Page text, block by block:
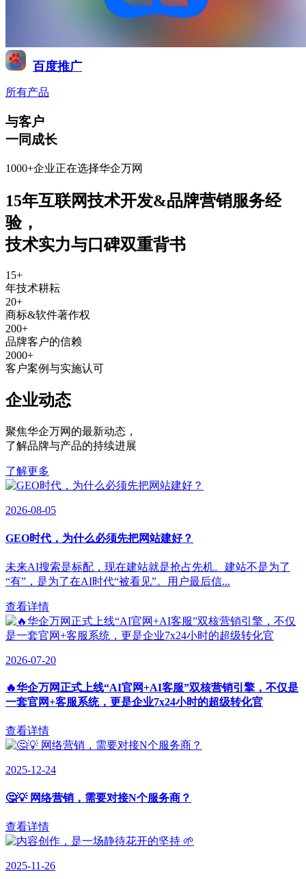
百度推广
所有产品
与客户
一同成长
1000+企业正在选择华企万网
15年互联网技术开发&品牌营销服务经
验，
技术实力与口碑双重背书
15+
年技术耕耘
20+
商标&软件著作权
200+
品牌客户的信赖
2000+
客户案例与实施认可
企业动态
聚焦华企万网的最新动态 ，
了解品牌与产品的持续进展
了解更多
2026-08-05
GEO时代，为什么必须先把网站建好？
未来AI搜索是标配，现在建站就是抢占先机。建站不是为了
“有”，是为了在AI时代“被看见”。用户最后信...
查看详情
2026-07-20
🔥华企万网正式上线“AI官网+AI客服”双核营销引擎，不仅是
一套官网+客服系统，更是企业7x24小时的超级转化官
查看详情
2025-12-24
🤔💡 网络营销，需要对接N个服务商？
查看详情
2025-11-26